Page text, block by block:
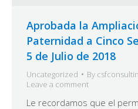
Aprobada la
Paternidad a Cinco
5 de Julio de 2018
Uncategorized By
Leave a comment
Le recordamos que el